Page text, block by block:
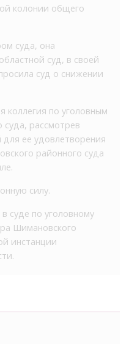
колонии общего
суда, она
суд, в своей
суд о снижении
коллегия по уголовным
суда, рассмотрев
ее удовлетворения
районного суда
силу.
суде по уголовному
Шимановского
инстанции